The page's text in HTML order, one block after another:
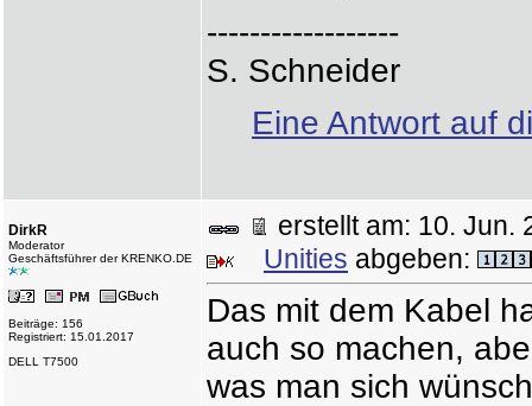
------------------
S. Schneider
Eine Antwort auf
DirkR
Moderator
Geschäftsführer der KRENKO.DE
Beiträge: 156
Registriert: 15.01.2017
DELL T7500
erstellt am: 10.
Unities abgeben:
Das mit dem Kabel
auch so machen,
was man sich